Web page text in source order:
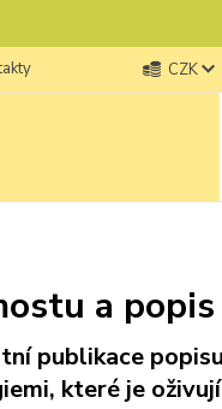
CZK
a
publikace
které je